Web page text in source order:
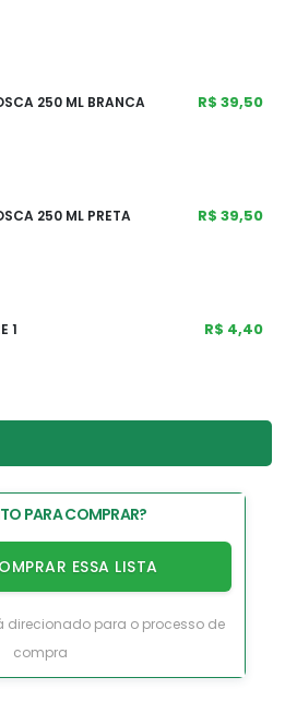
250 ML BRANCA R$ 39,50
250 ML PRETA R$ 39,50
1 R$ 4,40
PARA COMPRAR?
ESSA LISTA
direcionado para o processo de
compra